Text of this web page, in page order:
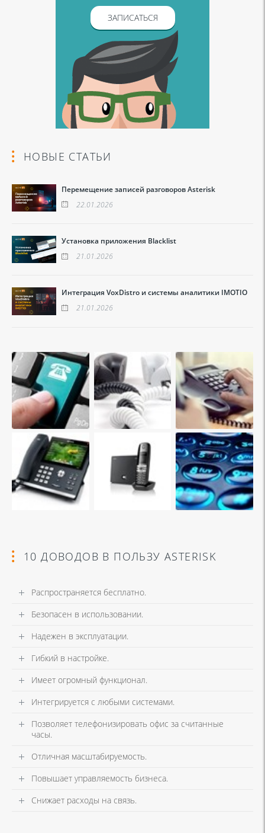
ЗАПИСАТЬСЯ
НОВЫЕ СТАТЬИ
Перемещение записей разговоров Asterisk
22.01.2026
Установка приложения Blacklist
21.01.2026
Интеграция VoxDistro и системы аналитики IMOTIO
21.01.2026
10 ДОВОДОВ В ПОЛЬЗУ ASTERISK
Распространяется бесплатно.
Безопасен в использовании.
Надежен в эксплуатации.
Гибкий в настройке.
Имеет огромный функционал.
Интегрируется с любыми системами.
Позволяет телефонизировать офис за считанные
часы.
Отличная масштабируемость.
Повышает управляемость бизнеса.
Снижает расходы на связь.